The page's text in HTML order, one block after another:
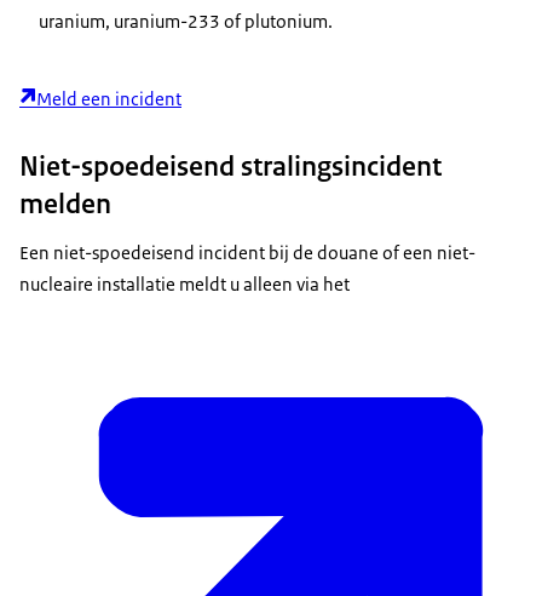
uranium, uranium-233 of plutonium.
Meld een incident
Niet-spoedeisend stralingsincident
melden
Een niet-spoedeisend incident bij de douane of een niet-
nucleaire installatie meldt u alleen via het